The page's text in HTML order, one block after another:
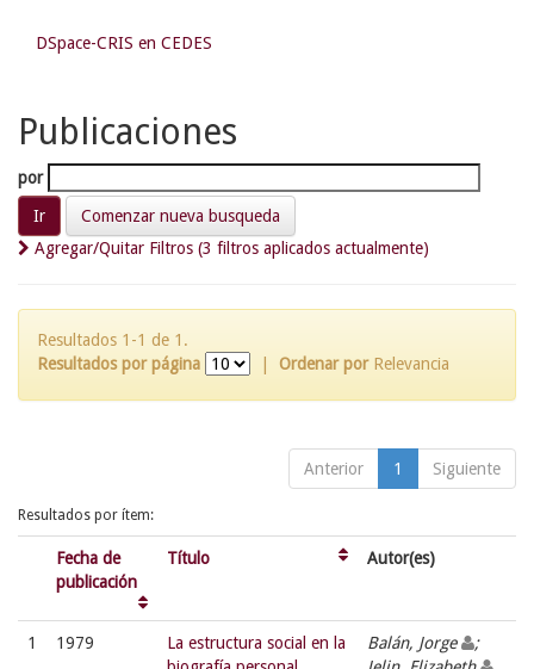
DSpace-CRIS en CEDES
Publicaciones
por
Comenzar nueva busqueda
Agregar/Quitar Filtros (3 filtros aplicados actualmente)
Resultados 1-1 de 1.
Resultados por página
Ordenar por Relevancia
Anterior 1 Siguiente
Resultados por ítem:
Fecha de
publicación
Título Autor(es)
1 1979
La estructura social en la
Balán, Jorge
;